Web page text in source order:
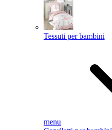
Tessuti per bambini
menu